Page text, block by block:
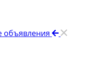
объявления